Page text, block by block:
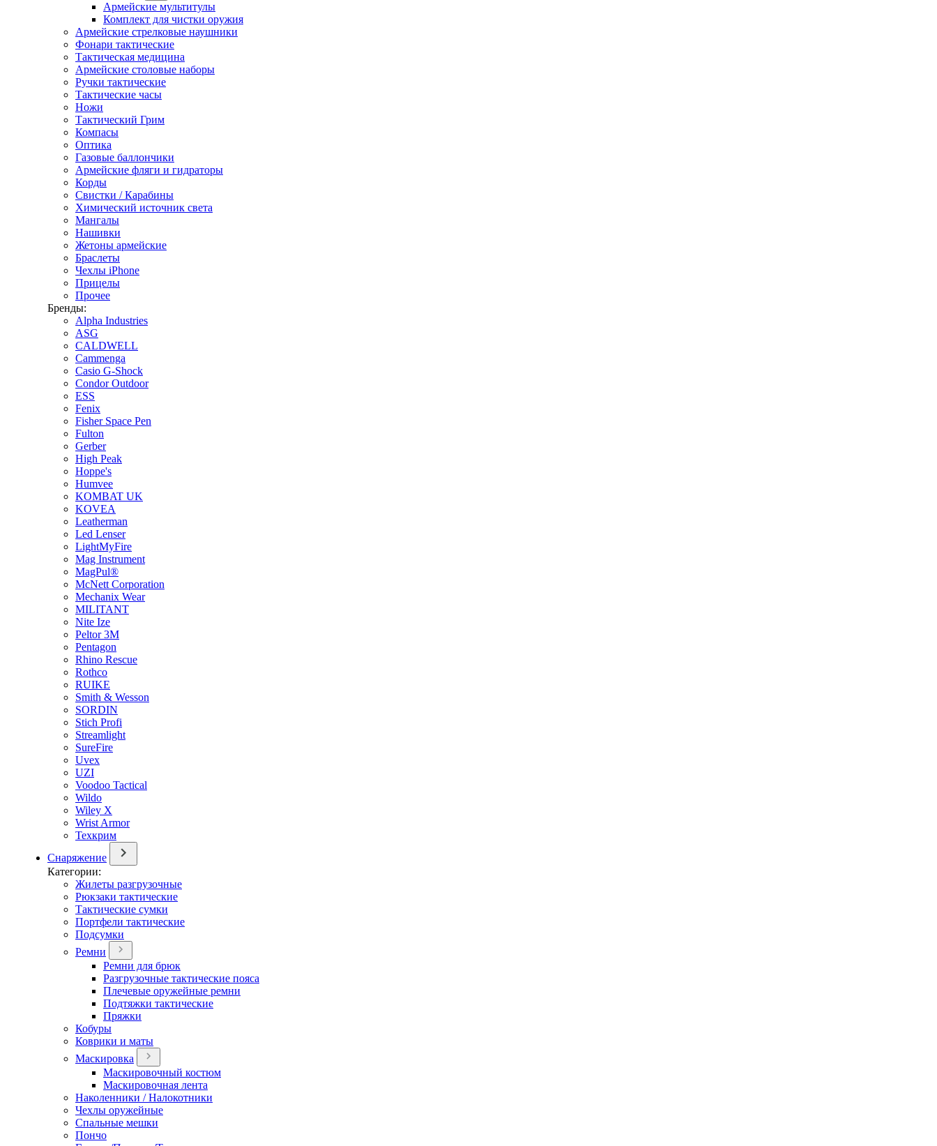
Армейские мультитулы
Комплект для чистки оружия
Армейские стрелковые наушники
Фонари тактические
Тактическая медицина
Армейские столовые наборы
Ручки тактические
Тактические часы
Ножи
Тактический Грим
Компасы
Оптика
Газовые баллончики
Армейские фляги и гидраторы
Корды
Свистки / Карабины
Химический источник света
Мангалы
Нашивки
Жетоны армейские
Браслеты
Чехлы iPhone
Прицелы
Прочее
Бренды:
Alpha Industries
ASG
CALDWELL
Cammenga
Casio G-Shock
Condor Outdoor
ESS
Fenix
Fisher Space Pen
Fulton
Gerber
High Peak
Hoppe's
Humvee
KOMBAT UK
KOVEA
Leatherman
Led Lenser
LightMyFire
Mag Instrument
MagPul®
McNett Corporation
Mechanix Wear
MILITANT
Nite Ize
Peltor 3M
Pentagon
Rhino Rescue
Rothco
RUIKE
Smith & Wesson
SORDIN
Stich Profi
Streamlight
SureFire
Uvex
UZI
Voodoo Tactical
Wildo
Wiley X
Wrist Armor
Техкрим
Снаряжение
Категории:
Жилеты разгрузочные
Рюкзаки тактические
Тактические сумки
Портфели тактические
Подсумки
Ремни
Ремни для брюк
Разгрузочные тактические пояса
Плечевые оружейные ремни
Подтяжки тактические
Пряжки
Кобуры
Коврики и маты
Маскировка
Маскировочный костюм
Маскировочная лента
Наколенники / Налокотники
Чехлы оружейные
Спальные мешки
Пончо